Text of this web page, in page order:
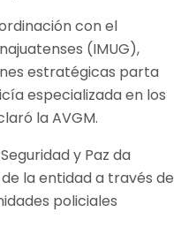
con el
(IMUG),
estratégicas parta
especializada en los
la AVGM.
y Paz da
la entidad a través de
policiales